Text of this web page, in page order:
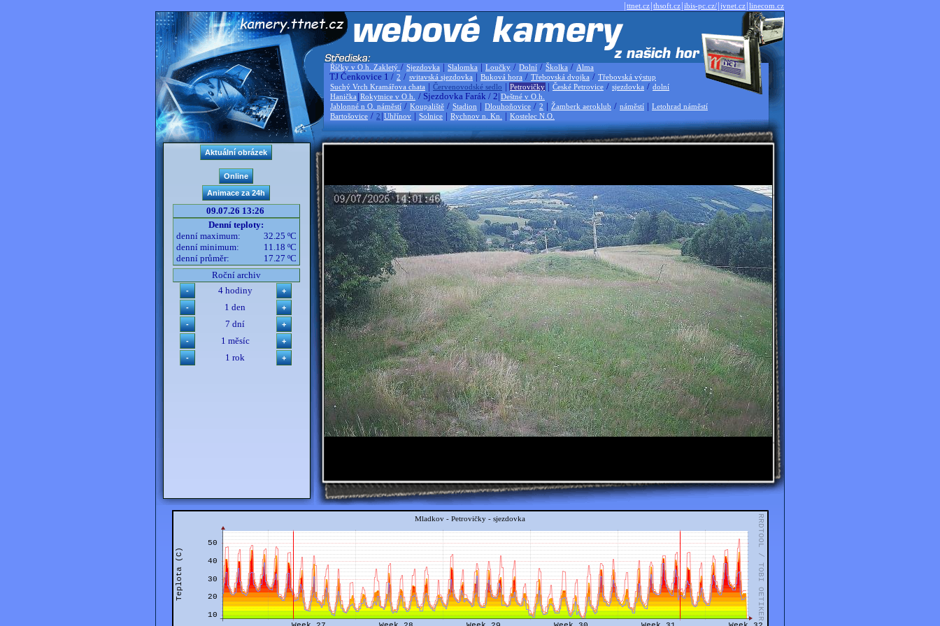
|ttnet.cz|thsoft.cz|ibis-pc.cz/|jvnet.cz|linecom.cz
Říčky v O.h. Zakletý / Sjezdovka | Slalomka | Loučky / Dolní / Školka / Alma
TJ Čenkovice 1 / 2 / svitavská sjezdovka | Buková hora / Třebovská dvojka / Třebovská výstup
Suchý Vrch Kramářova chata | Červenovodské sedlo | Petrovičky | České Petrovice / sjezdovka / dolní
Hanička |Rokytnice v O.h. / Sjezdovka Farák / 2|Deštné v O.h.
Jablonné n O. náměstí / Koupaliště / Stadion | Dlouhoňovice / 2 | Žamberk aeroklub / náměstí | Letohrad náměstí
Bartošovice / 2 |Uhřínov | Solnice | Rychnov n. Kn. | Kostelec N.O.
09.07.26 13:26
Denní teploty:
denní maximum:
32.25 ºC
denní minimum:
11.18 ºC
denní průměr:
17.27 ºC
Roční archiv
4 hodiny
1 den
7 dní
1 měsíc
1 rok